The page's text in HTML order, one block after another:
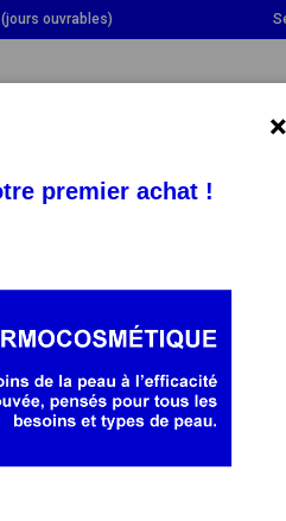
ouvrables)
DROPDOWN
BÉBÉ ET MAMANTOGGLE
×